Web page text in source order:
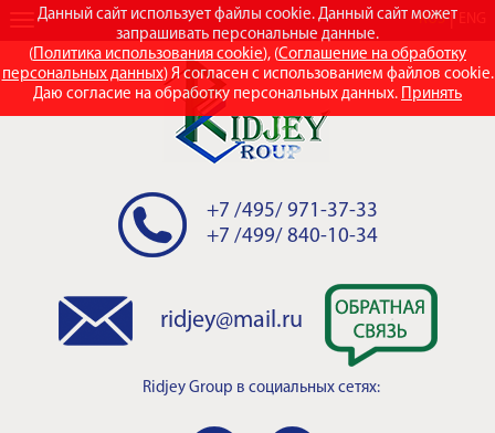
Данный сайт использует файлы cookie. Данный сайт может
запрашивать персональные данные.
(Политика использования cookie), (Соглашение на обработку
персональных данных) Я согласен с использованием файлов cookie.
Даю согласие на обработку персональных данных. Принять
RUS
+7 /495/ 971-37-33
+7 /499/ 840-10-34
ridjey@mail.ru
Ridjey Group в социальных сетях: